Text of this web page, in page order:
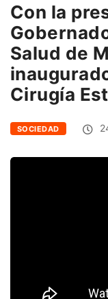
Con la
Salud de
Cirugía
SOCIEDAD